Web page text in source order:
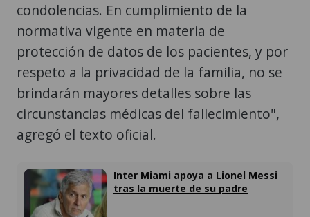
condolencias. En cumplimiento de la
normativa vigente en materia de
protección de datos de los pacientes, y por
respeto a la privacidad de la familia, no se
brindarán mayores detalles sobre las
circunstancias médicas del fallecimiento",
agregó el texto oficial.
Inter Miami apoya a Lionel Messi
tras la muerte de su padre